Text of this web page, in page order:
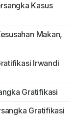
Kasus
Makan,
Irwandi
Gratifikasi
Gratifikasi